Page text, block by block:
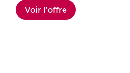
Voir l’offre